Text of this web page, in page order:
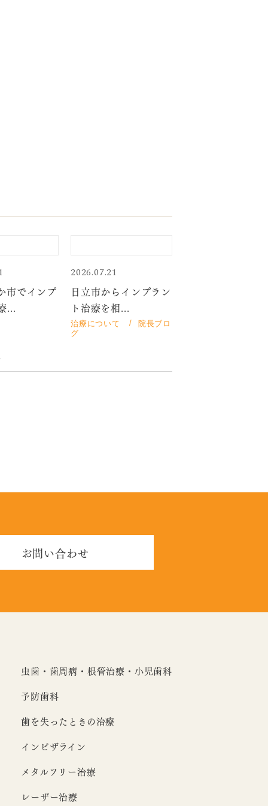
市でインプ
...
2026.07.21
日立市からインプラン
ト治療を相...
治療について
院長ブロ
グ
お問い合わせ
虫歯・歯周病・根管治療・小児歯科
予防歯科
歯を失ったときの治療
インビザライン
メタルフリー治療
レーザー治療